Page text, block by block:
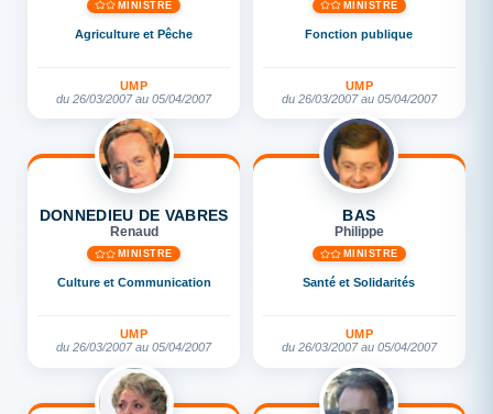
MINISTRE
Agriculture et Pêche
UMP
du 26/03/2007 au 05/04/2007
MINISTRE
Fonction publique
UMP
du 26/03/2007 au 05/04/2007
DONNEDIEU DE VABRES
Renaud
MINISTRE
Culture et Communication
UMP
du 26/03/2007 au 05/04/2007
BAS
Philippe
MINISTRE
Santé et Solidarités
UMP
du 26/03/2007 au 05/04/2007